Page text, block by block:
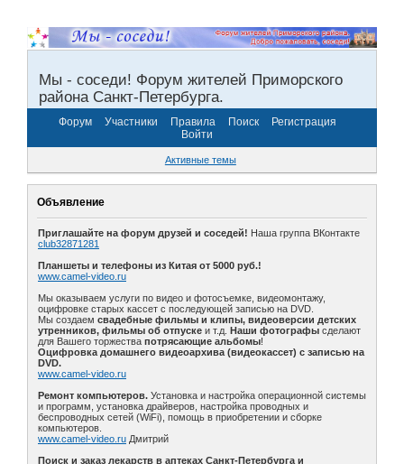
Мы - соседи! Форум жителей Приморского
района Санкт-Петербурга.
Форум Участники Правила Поиск
Регистрация
Войти
Активные темы
Объявление
Приглашайте на форум друзей и соседей! Наша группа ВКонтакте
club32871281
Планшеты и телефоны из Китая от 5000 руб.!
www.camel-video.ru
Мы оказываем услуги по видео и фотосъемке, видеомонтажу,
оцифровке старых кассет с последующей записью на DVD.
Мы создаем свадебные фильмы и клипы, видеоверсии детских
утренников, фильмы об отпуске и т.д. Наши фотографы сделают
для Вашего торжества потрясающие альбомы!
Оцифровка домашнего видеоархива (видеокассет) с записью на
DVD.
www.camel-video.ru
Ремонт компьютеров. Установка и настройка операционной системы
и программ, установка драйверов, настройка проводных и
беспроводных сетей (WiFi), помощь в приобретении и сборке
компьютеров.
www.camel-video.ru Дмитрий
Поиск и заказ лекарств в аптеках Санкт-Петербурга и